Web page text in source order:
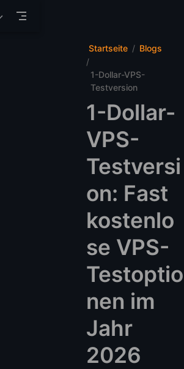
Startseite Blogs
1-Dollar-VPS-
Testversion
1-Dollar-
VPS-
Testversi
on: Fast
kostenlo
se VPS-
Testoptio
nen im
Jahr
2026